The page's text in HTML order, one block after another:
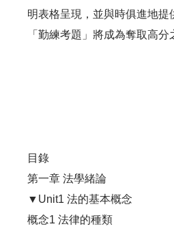
明表格呈現，並與時俱進地提
「勤練考題」將成為奪取高分
目錄
第一章 法學緒論
▼Unit1 法的基本概念
概念1 法律的種類